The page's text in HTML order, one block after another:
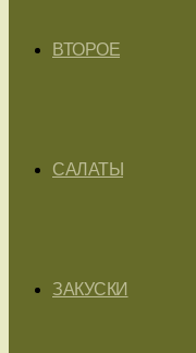
ВТОРОЕ
САЛАТЫ
ЗАКУСКИ